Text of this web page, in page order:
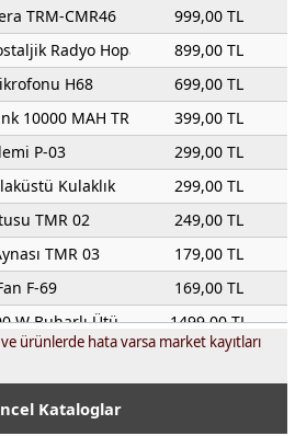
TRM-CMR46
999,00 TL
Radyo Hoparlör D91899,00 TL
H68
699,00 TL
10000 MAH TRM-1011399,00 TL
P-03
299,00 TL
Kulaklık
299,00 TL
TMR 02
249,00 TL
TMR 03
179,00 TL
F-69
169,00 TL
W Buharlı Ütü
1499,00 TL
Tutuculu Hoparlör
499,00 TL
Fare ve Böcek Kovucu249,00 TL
Ronaldo / Messi / Mbappe Figür
ürünlerde hata varsa market kayıtları
Kataloglar